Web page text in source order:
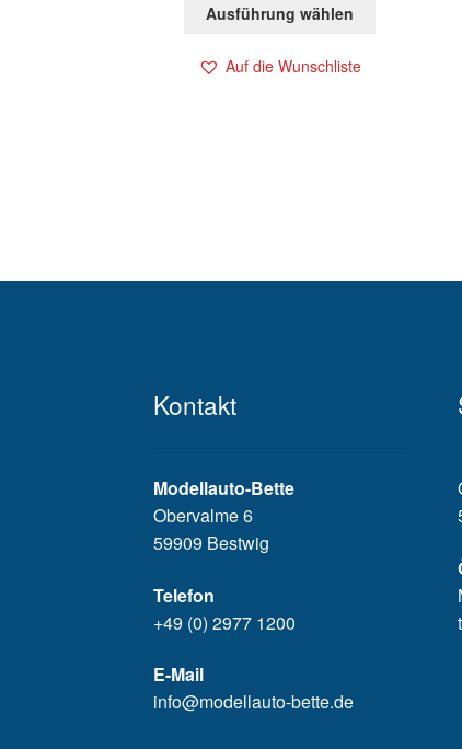
Ausführung wählen
Auf die Wunschliste
Kontakt
Modellauto-Bette
Obervalme 6
59909 Bestwig
Telefon
+49 (0) 2977 1200
E-Mail
info@modellauto-bette.de